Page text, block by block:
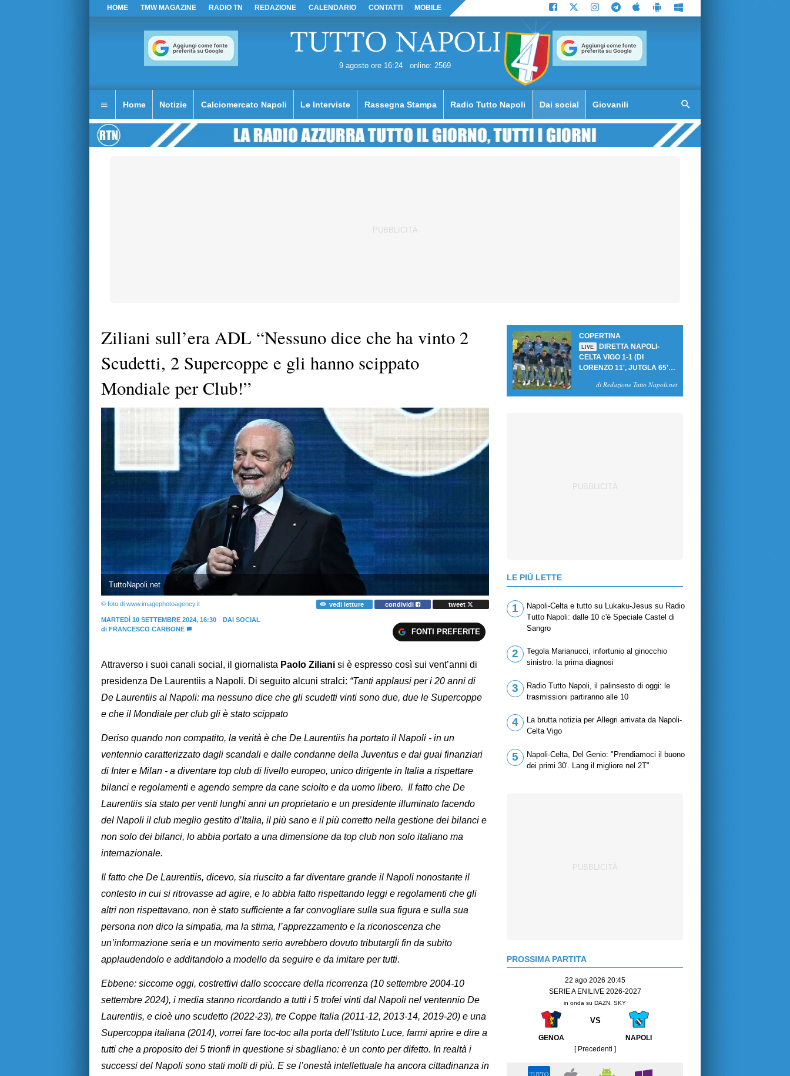
HOME TMW MAGAZINE RADIO TN REDAZIONE CALENDARIO CONTATTI MOBILE
9 agosto ore 16:24 online: 2569
Home Notizie Calciomercato Napoli Le Interviste Rassegna Stampa Radio Tutto Napoli Dai social Giovanili
Ziliani sull’era ADL “Nessuno dice che ha vinto 2
Scudetti, 2 Supercoppe e gli hanno scippato
Mondiale per Club!”
TuttoNapoli.net
© foto di www.imagephotoagency.it vedi letture condividi tweet
MARTEDÌ 10 SETTEMBRE 2024, 16:30
DAI SOCIAL
di FRANCESCO CARBONE FONTI PREFERITE
Attraverso i suoi canali social, il giornalista Paolo Ziliani si è espresso così sui vent’anni di
presidenza De Laurentiis a Napoli. Di seguito alcuni stralci: “Tanti applausi per i 20 anni di
De Laurentiis al Napoli: ma nessuno dice che gli scudetti vinti sono due, due le Supercoppe
e che il Mondiale per club gli è stato scippato
Deriso quando non compatito, la verità è che De Laurentiis ha portato il Napoli - in un
ventennio caratterizzato dagli scandali e dalle condanne della Juventus e dai guai finanziari
di Inter e Milan - a diventare top club di livello europeo, unico dirigente in Italia a rispettare
bilanci e regolamenti e agendo sempre da cane sciolto e da uomo libero. Il fatto che De
Laurentiis sia stato per venti lunghi anni un proprietario e un presidente illuminato facendo
del Napoli il club meglio gestito d’Italia, il più sano e il più corretto nella gestione dei bilanci e
non solo dei bilanci, lo abbia portato a una dimensione da top club non solo italiano ma
internazionale.
Il fatto che De Laurentiis, dicevo, sia riuscito a far diventare grande il Napoli nonostante il
contesto in cui si ritrovasse ad agire, e lo abbia fatto rispettando leggi e regolamenti che gli
altri non rispettavano, non è stato sufficiente a far convogliare sulla sua figura e sulla sua
persona non dico la simpatia, ma la stima, l’apprezzamento e la riconoscenza che
un’informazione seria e un movimento serio avrebbero dovuto tributargli fin da subito
applaudendolo e additandolo a modello da seguire e da imitare per tutti.
Ebbene: siccome oggi, costrettivi dallo scoccare della ricorrenza (10 settembre 2004-10
settembre 2024), i media stanno ricordando a tutti i 5 trofei vinti dal Napoli nel ventennio De
Laurentiis, e cioè uno scudetto (2022-23), tre Coppe Italia (2011-12, 2013-14, 2019-20) e una
Supercoppa italiana (2014), vorrei fare toc-toc alla porta dell’Istituto Luce, farmi aprire e dire a
tutti che a proposito dei 5 trionfi in questione si sbagliano: è un conto per difetto. In realtà i
successi del Napoli sono stati molti di più. E se l’onestà intellettuale ha ancora cittadinanza in
COPERTINA
LIVE
DIRETTA NAPOLI-
CELTA VIGO 1-1 (DI
LORENZO 11', JUTGLA 65'):
BRUYNE NEGA LA
di Redazione Tutto Napoli.net
LE PIÙ LETTE
1
Napoli-Celta e tutto su Lukaku-Jesus su Radio
Tutto Napoli: dalle 10 c'è Speciale Castel di
Sangro
2
Tegola Marianucci, infortunio al ginocchio
sinistro: la prima diagnosi
3
Radio Tutto Napoli, il palinsesto di oggi: le
trasmissioni partiranno alle 10
4
La brutta notizia per Allegri arrivata da Napoli-
Celta Vigo
5
Napoli-Celta, Del Genio: "Prendiamoci il buono
dei primi 30'. Lang il migliore nel 2T"
PROSSIMA PARTITA
22 ago 2026 20:45
SERIE A ENILIVE 2026-2027
in onda su DAZN, SKY
VS
GENOA
NAPOLI
[ Precedenti ]